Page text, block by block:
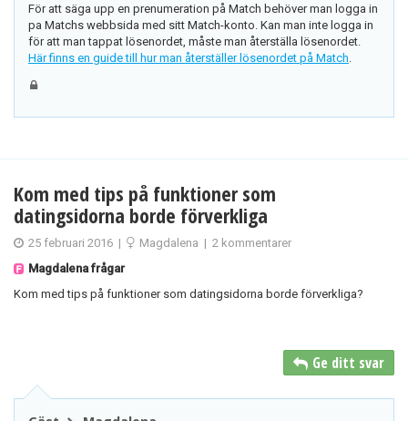
För att säga upp en prenumeration på Match behöver man logga in
pa Matchs webbsida med sitt Match-konto. Kan man inte logga in
för att man tappat lösenordet, måste man återställa lösenordet.
Här finns en guide till hur man återställer lösenordet på Match.
Kom med tips på funktioner som
datingsidorna borde förverkliga
25 februari 2016 | Magdalena | 2 kommentarer
Magdalena frågar
Kom med tips på funktioner som datingsidorna borde förverkliga?
Ge ditt svar